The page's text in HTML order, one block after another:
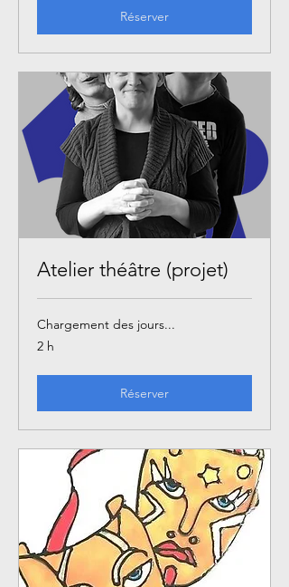
Réserver
Atelier théâtre (projet)
Chargement des jours...
2 h
Réserver